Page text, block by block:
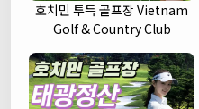
호치민 투득 골프장 Vietnam
Golf & Country Club